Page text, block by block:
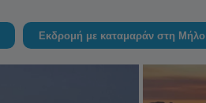
Εκδρομή με καταμαράν στη Μήλο